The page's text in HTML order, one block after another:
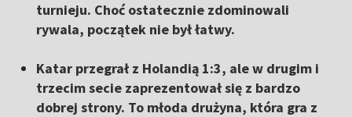
turnieju. Choć ostatecznie zdominowali
rywala, początek nie był łatwy.
Katar przegrał z Holandią 1:3, ale w drugim i
trzecim secie zaprezentował się z bardzo
dobrej strony. To młoda drużyna, która gra z